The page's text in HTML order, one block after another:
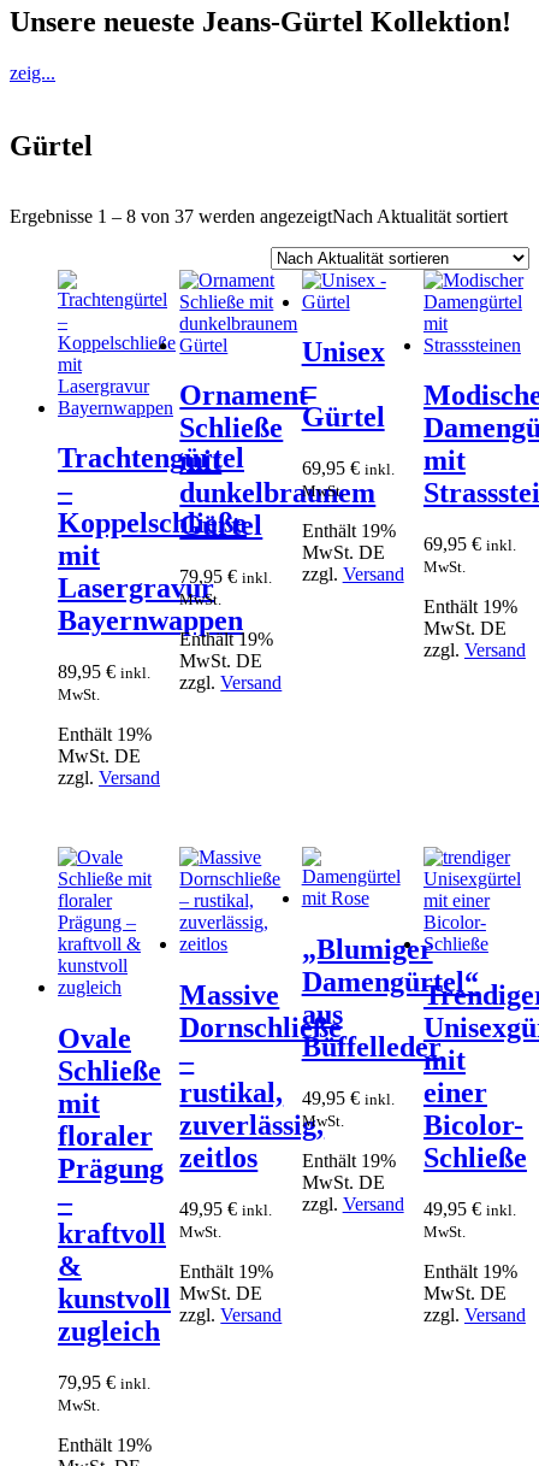
Unsere neueste Jeans-Gürtel Kollektion!
zeig...
Gürtel
Ergebnisse 1 – 8 von 37 werden angezeigtNach Aktualität sortiert
Trachtengürtel
–
Koppelschließe
mit
Lasergravur
Bayernwappen
89,95 € inkl.
MwSt.
Enthält 19%
MwSt. DE
zzgl. Versand
Ornament
Schließe
mit
dunkelbraunem
Gürtel
79,95€ inkl.
MwSt.
Enthält 19%
MwSt. DE
zzgl.Versand
Unisex
–
Gürtel
69,95 € inkl.
MwSt.
Enthält 19%
MwSt. DE
zzgl. Versand
mit
69,95 € inkl.
MwSt.
Enthält 19%
MwSt. DE
zzgl. Versand
Ovale
Schließe
mit
floraler
Prägung
–
kraftvoll
&
kunstvoll
zugleich
79,95 € inkl.
MwSt.
Enthält 19%
Massive
Dornschließe
–
rustikal,
zuverlässig,
zeitlos
49,95€ inkl.
MwSt.
Enthält 19%
MwSt. DE
zzgl.Versand
„Blumiger
Damengürtel“
aus
Büffelleder
49,95 € inkl.
MwSt.
Enthält 19%
MwSt. DE
zzgl. Versand
mit
einer
Bicolor-
Schließe
49,95 € inkl.
MwSt.
Enthält 19%
MwSt. DE
zzgl. Versand